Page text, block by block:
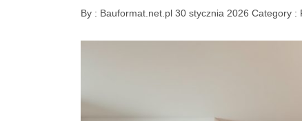
By : Bauformat.net.pl 30 stycznia 2026 Category :